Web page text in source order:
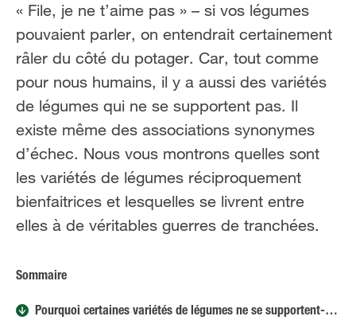
« File, je ne t’aime pas » – si vos légumes
pouvaient parler, on entendrait certainement
râler du côté du potager. Car, tout comme
pour nous humains, il y a aussi des variétés
de légumes qui ne se supportent pas. Il
existe même des associations synonymes
d’échec. Nous vous montrons quelles sont
les variétés de légumes réciproquement
bienfaitrices et lesquelles se livrent entre
elles à de véritables guerres de tranchées.
Sommaire
Pourquoi certaines variétés de légumes ne se supportent-elles pas ?